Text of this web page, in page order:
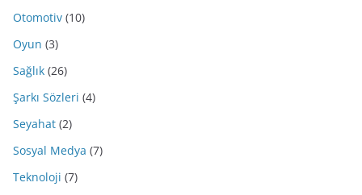
Otomotiv (10)
Oyun (3)
Sağlık (26)
Şarkı Sözleri (4)
Seyahat (2)
Sosyal Medya (7)
Teknoloji (7)